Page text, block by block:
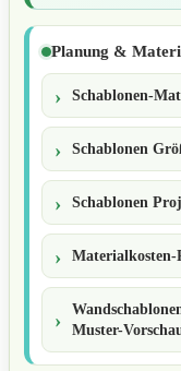
Planung &
Schablonen-
Schablonen
Schablonen
Materialkosten-
Muster-